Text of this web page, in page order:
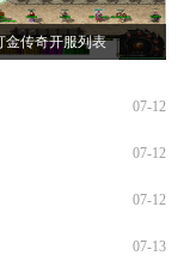
金传奇开服列表
07-12
07-12
07-12
07-13